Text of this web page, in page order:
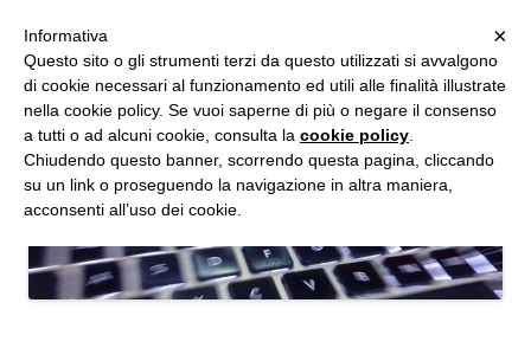
Vai
al
contenuto
Studio d'Informatica Forense
Perizie Informatiche Forensi, CTP e CTU in Processi Civili e Penali
MENU ×
Informativa
Questo sito o gli strumenti terzi da questo utilizzati si avvalgono
di cookie necessari al funzionamento ed utili alle finalità illustrate
nella cookie policy. Se vuoi saperne di più o negare il consenso
a tutti o ad alcuni cookie, consulta la cookie policy
Chiudendo questo banner, scorrendo questa pagina, cliccando
su un link o proseguendo la navigazione in altra maniera,
acconsenti all’uso dei cookie.